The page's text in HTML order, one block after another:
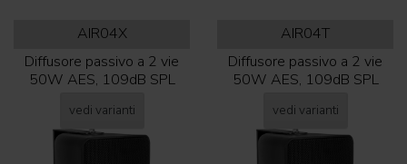
AIR04X
Diffusore passivo a 2 vie
50W AES, 109dB SPL
vedi varianti
AIR04T
Diffusore passivo a 2 vie
50W AES, 109dB SPL
vedi varianti